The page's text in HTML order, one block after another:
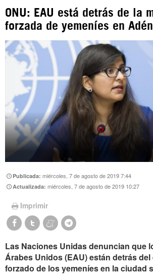
https://t.me/
https://urmedium.com/
Instagram como:
ONU: EAU está detrás de la
forzada de yemeníes en Adén
Publicada:miércoles, 7 de agosto de 2019 7:44
Actualizada:miércoles, 7 de agosto de 2019 10:27
Imprimir
Las Naciones Unidas denuncian que
Árabes Unidos (EAU) están detrás
forzado de los yemeníes en la ciudad